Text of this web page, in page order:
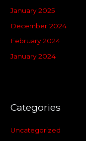
January 2025
December 2024
February 2024
January 2024
Categories
Uncategorized